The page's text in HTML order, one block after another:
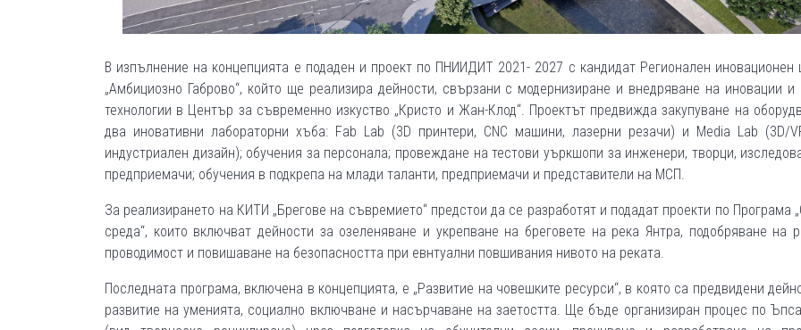
В изпълнение на концепцията е подаден и проект по ПНИИДИТ 2021- 2027 с кандидат Регионален иновационен
„Амбициозно Габрово“, който ще реализира дейности, свързани с модернизиране и внедряване на иновации и
технологии в Център за съвременно изкуство „Кристо и Жан-Клод“. Проектът предвижда закупуване на
два иновативни лабораторни хъба: Fab Lab (3D принтери, CNC машини, лазерни резачи) и Media Lab (3D/
индустриален дизайн); обучения за персонала; провеждане на тестови уъркшопи за инженери, творци,
предприемачи; обучения в подкрепа на млади таланти, предприемачи и представители на МСП.
За реализирането на КИТИ „Брегове на съвремието“ предстои да се разработят и подадат проекти по Програма
среда“, които включват дейности за озеленяване и укрепване на бреговете на река Янтра, подобряване на
проводимост и повишаване на безопасността при евнтуални повшивания нивото на реката.
Последната програма, включена в концепцията, е „Развитие на човешките ресурси“, в която са предвидени
развитие на уменията, социално включване и насърчаване на заетостта. Ще бъде организиран процес по